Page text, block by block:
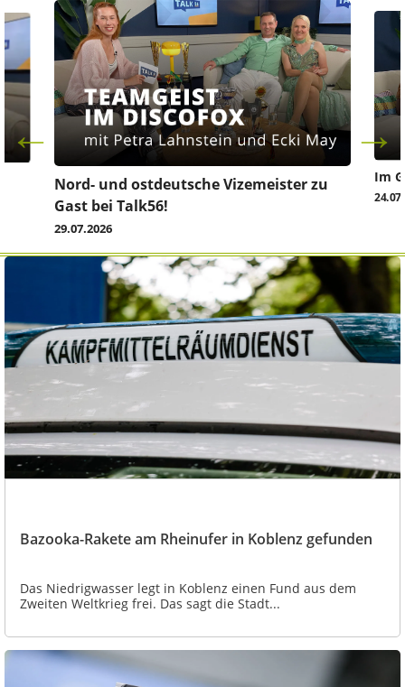
Nord- und ostdeutsche Vizemeister zu
Gast bei Talk56!
29.07.2026
Im
Bazooka-Rakete am Rheinufer in Koblenz gefunden
Das Niedrigwasser legt in Koblenz einen Fund aus dem
Zweiten Weltkrieg frei. Das sagt die Stadt...